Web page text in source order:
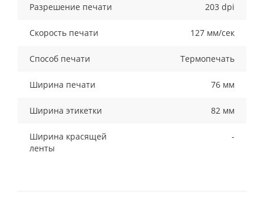
Разрешение печати 203 dpi
Скорость печати 127 мм/сек
Способ печати Термопечать
Ширина печати 76 мм
Ширина этикетки 82 мм
Ширина красящей
ленты
-